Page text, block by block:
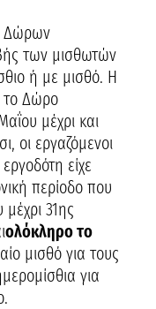
Δώρων
των μισθωτών
ή με μισθό. Η
το Δώρο
μέχρι και
οι εργαζόμενοι
είχε
περίοδο που
31ης
ολόκληρο το
μισθό για τους
για